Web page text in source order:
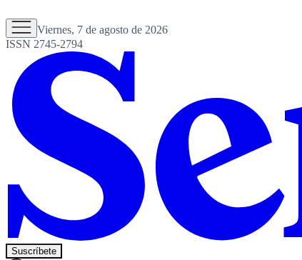
Viernes, 7 de agosto de 2026
ISSN 2745-2794
Suscríbete